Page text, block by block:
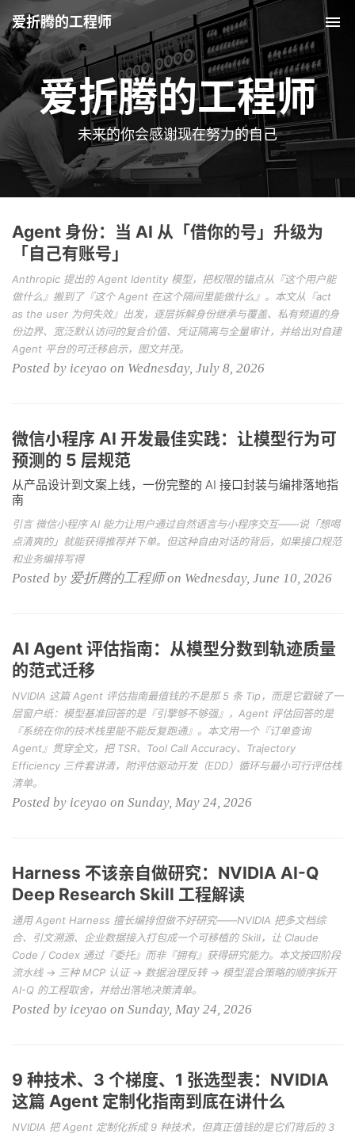
爱折腾的工程师
爱折腾的工程师
未来的你会感谢现在努力的自己
Agent 身份：当 AI 从「借你的号」升级为
「自己有账号」
Anthropic 提出的 Agent Identity 模型，把权限的锚点从『这个用户能
做什么』搬到了『这个 Agent 在这个隔间里能做什么』。本文从『act
as the user 为何失效』出发，逐层拆解身份继承与覆盖、私有频道的身
份边界、宽泛默认访问的复合价值、凭证隔离与全量审计，并给出对自建
Agent 平台的可迁移启示，图文并茂。
Posted by iceyao on Wednesday, July 8, 2026
微信小程序 AI 开发最佳实践：让模型行为可
预测的 5 层规范
从产品设计到文案上线，一份完整的 AI 接口封装与编排落地指
南
引言 微信小程序 AI 能力让用户通过自然语言与小程序交互——说「想喝
点清爽的」就能获得推荐并下单。但这种自由对话的背后，如果接口规范
和业务编排写得
Posted by 爱折腾的工程师 on Wednesday, June 10, 2026
AI Agent 评估指南：从模型分数到轨迹质量
的范式迁移
NVIDIA 这篇 Agent 评估指南最值钱的不是那 5 条 Tip，而是它戳破了一
层窗户纸：模型基准回答的是『引擎够不够强』，Agent 评估回答的是
『系统在你的技术栈里能不能反复跑通』。本文用一个『订单查询
Agent』贯穿全文，把 TSR、Tool Call Accuracy、Trajectory
Efficiency 三件套讲清，附评估驱动开发（EDD）循环与最小可行评估栈
清单。
Posted by iceyao on Sunday, May 24, 2026
Harness 不该亲自做研究：NVIDIA AI-Q
Deep Research Skill 工程解读
通用 Agent Harness 擅长编排但做不好研究——NVIDIA 把多文档综
合、引文溯源、企业数据接入打包成一个可移植的 Skill，让 Claude
Code / Codex 通过『委托』而非『拥有』获得研究能力。本文按四阶段
流水线 → 三种 MCP 认证 → 数据治理反转 → 模型混合策略的顺序拆开
AI-Q 的工程取舍，并给出落地决策清单。
Posted by iceyao on Sunday, May 24, 2026
9 种技术、3 个梯度、1 张选型表：NVIDIA
这篇 Agent 定制化指南到底在讲什么
NVIDIA 把 Agent 定制化拆成 9 种技术，但真正值钱的是它们背后的 3